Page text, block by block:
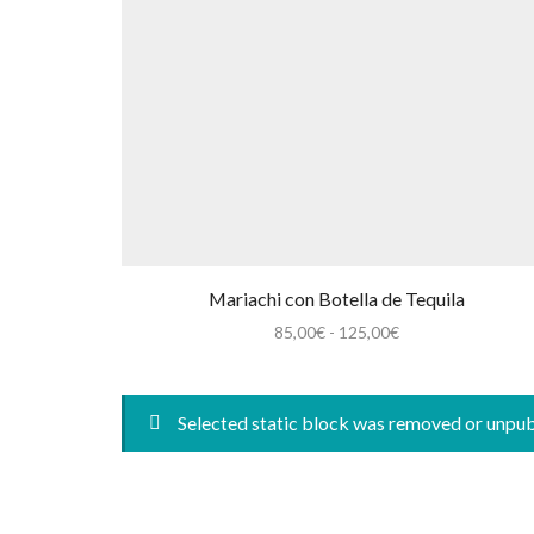
Mariachi con Botella de Tequila
85,00€ - 125,00€Rango
85,00€
hasta
Selected static block was removed or